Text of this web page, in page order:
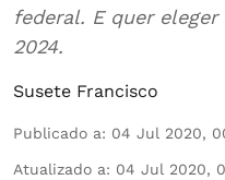
federal. E quer
2024.
Susete Francisco
Publicado a: 04 Jul 2020,
Atualizado a: 04 Jul 2020,